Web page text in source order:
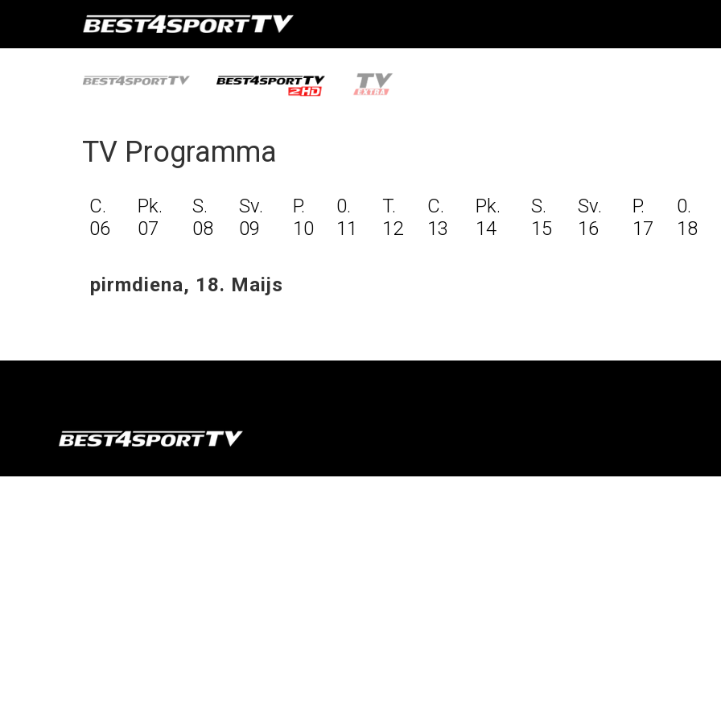
TV Programma
C.
06
Pk.
07
S.
08
Sv.
09
P.
10
0.
11
T.
12
C.
13
Pk.
14
S.
15
Sv.
16
P.
17
0.
18
pirmdiena, 18. Maijs